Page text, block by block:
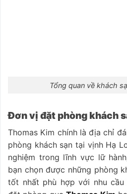
Tổng quan về khách
Đơn vị đặt phòng khách
Thomas Kim chính là địa chỉ
phòng khách sạn tại vịnh Hạ
nghiệm trong lĩnh vực lữ
bạn chọn được những phòng
tốt nhất phù hợp với nhu cầu